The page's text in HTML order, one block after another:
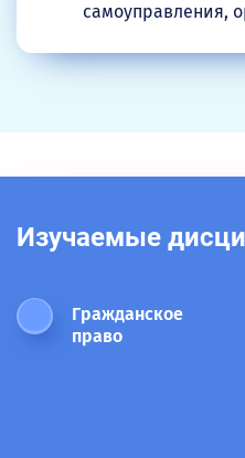
самоуправления,
Изучаемые
Гражданское
право